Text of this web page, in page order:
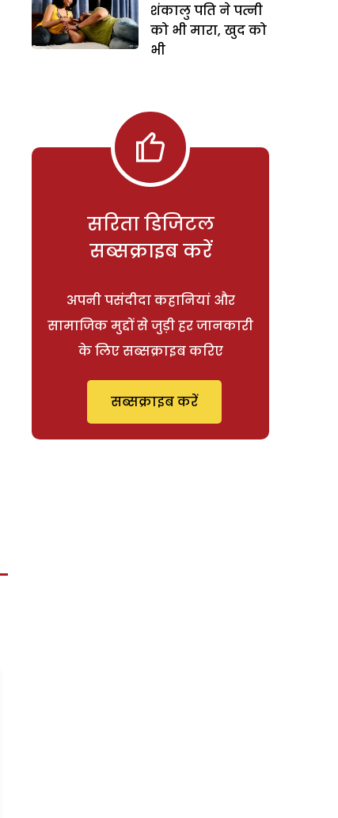
शंकालु पति ने पत्नी
को भी मारा, खुद को
भी
सरिता डिजिटल
सब्सक्राइब करें
अपनी पसंदीदा कहानियां और
सामाजिक मुद्दों से जुड़ी हर जानकारी
के लिए सब्सक्राइब करिए
सब्सक्राइब करें